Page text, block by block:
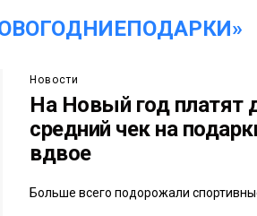
Новости
На Новый год
средний чек на
вдвое
Больше всего подорожали